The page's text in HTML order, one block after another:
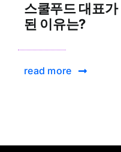
스쿨푸드 대표
된 이유는?
read more